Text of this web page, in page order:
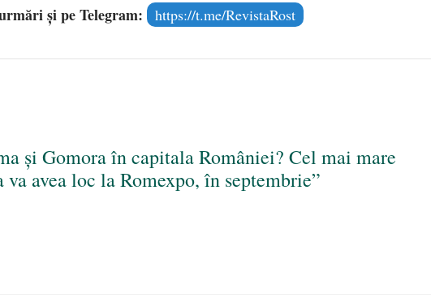
și pe Telegram: https://t.me/RevistaRost
și Gomora în capitala României? Cel mai mare
avea loc la Romexpo, în septembrie”